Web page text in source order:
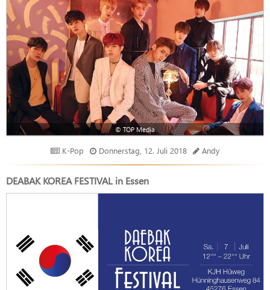
© TOP Media
K-Pop Donnerstag, 12. Juli 2018 Andy
DEABAK KOREA FESTIVAL in Essen